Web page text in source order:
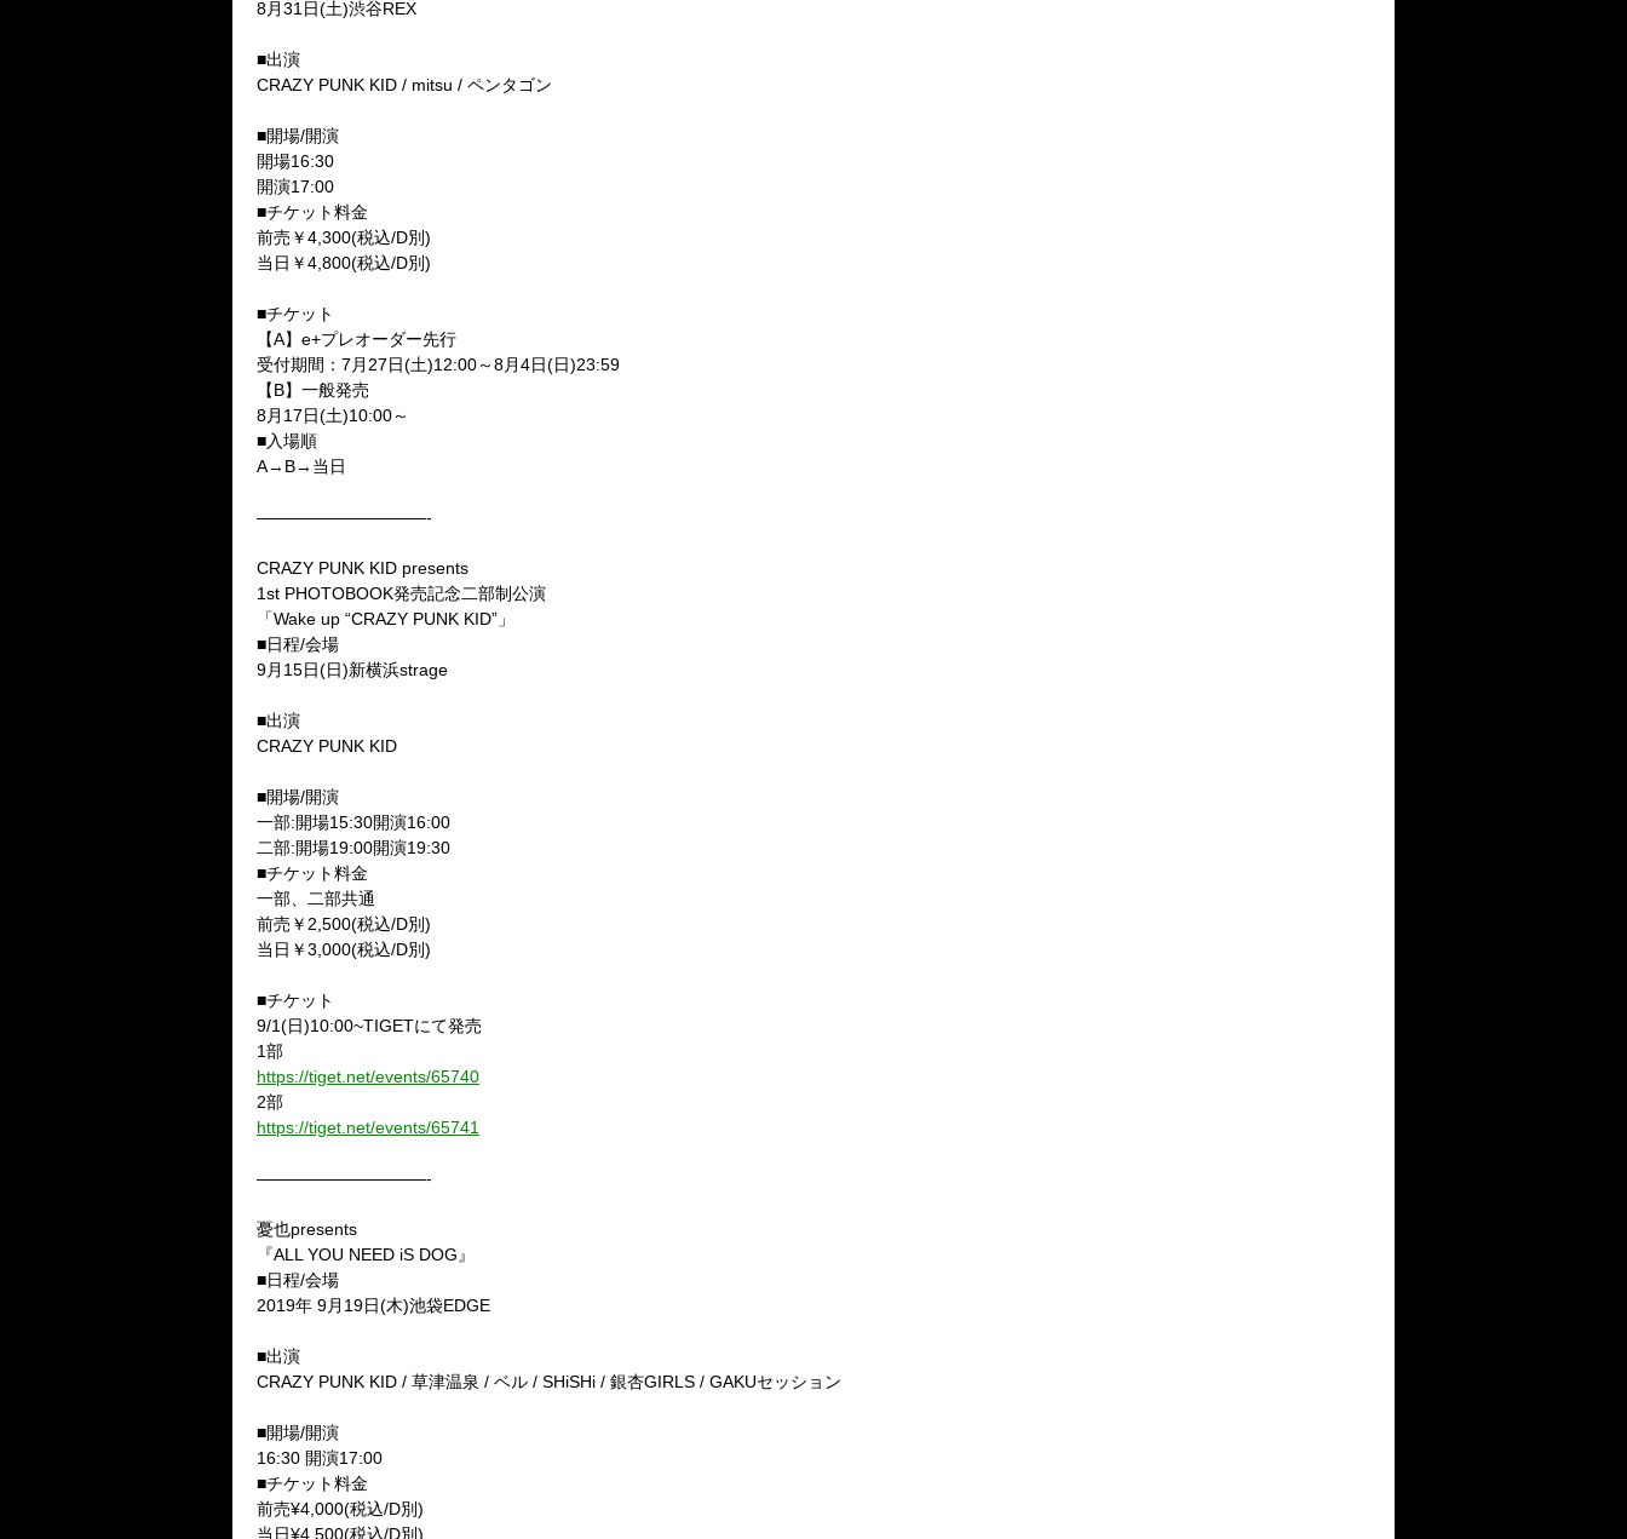
8月31 日(土)渋谷REX
■出演
CRAZY PUNK KID / mitsu / ペンタゴン
■開場/開演
開場16:30
開演17:00
■チケット料金
前売￥4 300(税込/D別)
当日￥4 800(税込/D別)
■チケット
【A】 e+プレオーダー先行
受付期間： 7 月 27日(土)12:00～8月4日(日)23:59
【B】一般発売
8月 17日(土)10:00～
■入場順
A→B→ 当日
——————————-
CRAZY PUNK KID presents
1st PHOTOBOOK発売記念二部制公演
「Wake up “CRAZY PUNK KID” 」
■日程/会場
9月 15日(日)新横浜strage
■出演
CRAZY PUNK KID
■開場/開演
一部:開場15:30開演16:00
二部:開場19:00開演19:30
■チケット料金
一部、二部共通
前売￥ 2 500(税込/D別)
当日￥3 000(税込/D別)
■チケット
9/1(日)10:00~TIGETにて発売
1部
https://tiget.net/events/65740
2部
https://tiget.net/events/65741
——————————-
憂也presents
『ALL YOU NEED iS DOG 』
■日程/会場
2019年 9月 19日(木)池袋EDGE
■出演
CRAZY PUNK KID / 草津温泉 / ベル / SHiSHi / 銀杏GIRLS / GAKUセッション
■開場/開演
16:30 開演17:00
■チケット料金
前売¥4 000(税込/D別)
当日¥4 500(税込/D別)